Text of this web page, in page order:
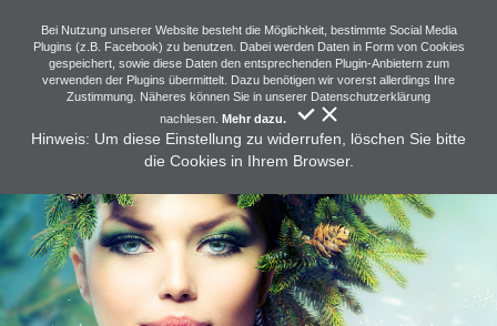
Bei Nutzung unserer Website besteht die Möglichkeit, bestimmte Social Media
Plugins (z.B. Facebook) zu benutzen. Dabei werden Daten in Form von Cookies
gespeichert, sowie diese Daten den entsprechenden Plugin-Anbietern zum
verwenden der Plugins übermittelt. Dazu benötigen wir vorerst allerdings Ihre
Zustimmung. Näheres können Sie in unserer Datenschutzerklärung
nachlesen. Mehr dazu.
Hinweis: Um diese Einstellung zu widerrufen, löschen Sie bitte
die Cookies in Ihrem Browser.